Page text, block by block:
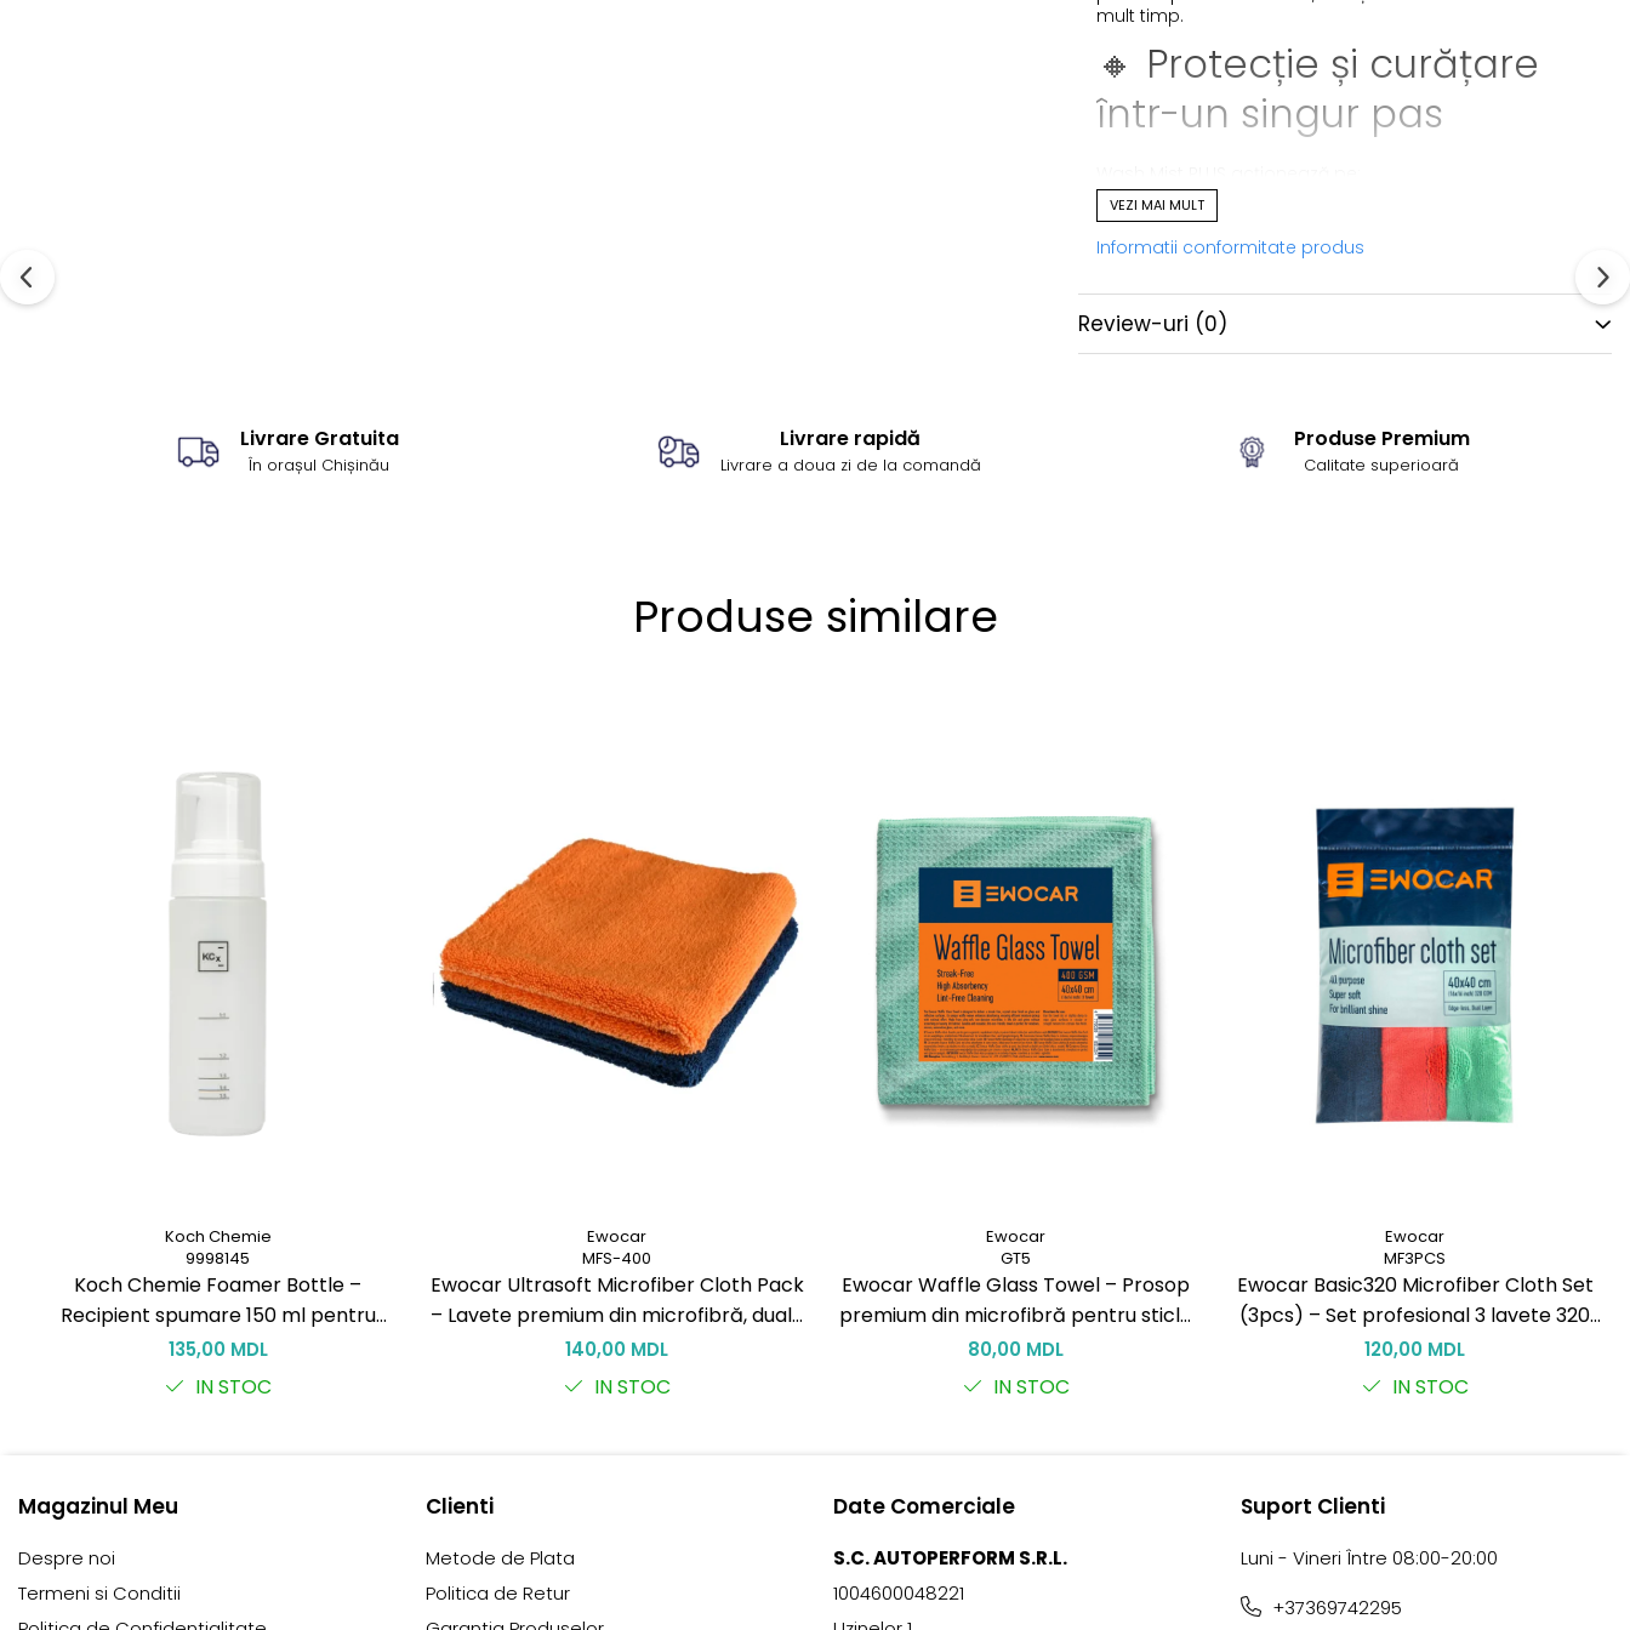
mult timp.
🔸 Protecție și curățare
într-un singur pas
plastic
piele artificială
ecrane LCD
suprafețe lucioase
sticlă
Produsul nu doar curăță eficient, ci șineutralizează
mirosurile neplăcute
, fiind ideal pentru tapițerii textile
sau zone expuse contaminării organice.
Formula avansată creează un strat invizibil ce:
împiedică depunerea prafului
reduce murdărirea rapidă
face curățarea ulterioară mult mai ușoară
Beneficii principale
Curățare + protecție într-un singur produs
Reduce depunerea prafului timp de ~7 zile
Format portabil, ideal pentru a fi luat în mașină
Nu lasă urme sau peliculă grasă
Miros discret și proaspăt
VEZI MAI MULT
Informatii conformitate produs
Review-uri (0)
Livrare Gratuita
În orașul Chișinău
Livrare rapidă
Livrare a doua zi de la comandă
Produse Premium
Calitate superioară
Produse similare
Koch Chemie
9998145
Koch Chemie Foamer Bottle –
Recipient spumare 150 ml pentru
curățare eficientă
135,00 MDL
IN STOC
Ewocar
MFS-400
Ewocar Ultrasoft Microfiber Cloth Pack
– Lavete premium din microfibră, dual-
pile, pentru detailing profesionist
140,00 MDL
IN STOC
Ewocar
GT5
Ewocar Waffle Glass Towel – Prosop
premium din microfibră pentru sticlă
fără urme
80,00 MDL
IN STOC
Ewocar
MF3PCS
Ewocar Basic320 Microfiber Cloth Set
(3pcs) – Set profesional 3 lavete 320
g/m² pentru corecție și întreținere
auto
120,00 MDL
IN STOC
Magazinul Meu
Despre noi
Termeni si Conditii
Clienti
Metode de Plata
Politica de Retur
Date Comerciale
S.C. AUTOPERFORM S.R.L.
1004600048221
Suport Clienti
Luni - Vineri Între 08:00-20:00
+37369742295